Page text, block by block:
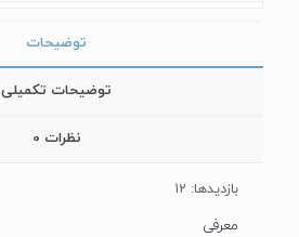
توضیحات
توضیحات تکمیلی
نظرات 0
بازدیدها: 12
معرفی